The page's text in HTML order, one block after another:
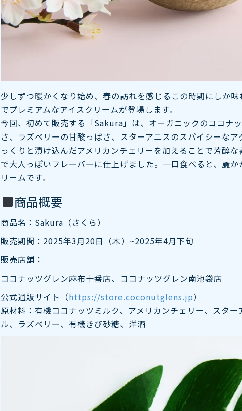
少しずつ暖かくなり始め、春の訪れを感じるこの時期にしか
でプレミアムなアイスクリームが登場します。
今回、初めて販売する「Sakura」は、オーガニックのココナ
さ、ラズベリーの甘酸っぱさ、スターアニスのスパイシーな
っくりと漬け込んだアメリカンチェリーを加えることで芳醇
で大人っぽいフレーバーに仕上げました。一口食べると、麗
リームです。
商品概要
商品名：Sakura（さくら）
販売期間：2025年3月20日（木）~2025年4月下旬
販売店舗：
ココナッツグレン麻布十番店、ココナッツグレン南池袋店
公式通販サイト（https://store.coconutglens.jp）
原材料：有機ココナッツミルク、アメリカンチェリー、スタ
ル、ラズベリー、有機きび砂糖、洋酒